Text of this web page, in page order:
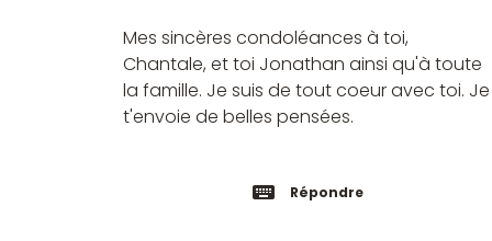
Mes sincères condoléances à toi,
Chantale, et toi Jonathan ainsi qu'à toute
la famille. Je suis de tout coeur avec toi. Je
t'envoie de belles pensées.
Répondre